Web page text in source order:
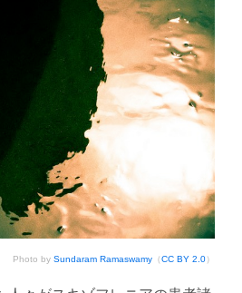
Photo by Sundaram Ramaswamy （CC BY 2.0）